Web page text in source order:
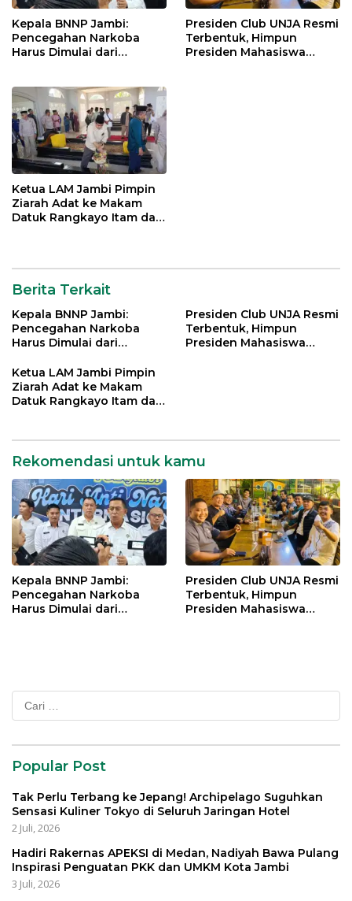
Kepala BNNP Jambi:
Pencegahan Narkoba
Harus Dimulai dari
Presiden Club UNJA Resmi
Terbentuk, Himpun
Presiden Mahasiswa
Ketua LAM Jambi Pimpin
Ziarah Adat ke Makam
Datuk Rangkayo Itam dan
Berita Terkait
Kepala BNNP Jambi:
Pencegahan Narkoba
Harus Dimulai dari
Indonesia Emas 2045
Presiden Club UNJA Resmi
Terbentuk, Himpun
Presiden Mahasiswa
Ketua LAM Jambi Pimpin
Ziarah Adat ke Makam
Datuk Rangkayo Itam dan
Rekomendasi untuk kamu
Kepala BNNP Jambi:
Pencegahan Narkoba
Harus Dimulai dari
Presiden Club UNJA Resmi
Terbentuk, Himpun
Presiden Mahasiswa
Cari
untuk:
Popular Post
Tak Perlu Terbang ke Jepang! Archipelago Suguhkan
Sensasi Kuliner Tokyo di Seluruh Jaringan Hotel
2 Juli, 2026
Hadiri Rakernas APEKSI di Medan, Nadiyah Bawa Pulang
Inspirasi Penguatan PKK dan UMKM Kota Jambi
3 Juli, 2026